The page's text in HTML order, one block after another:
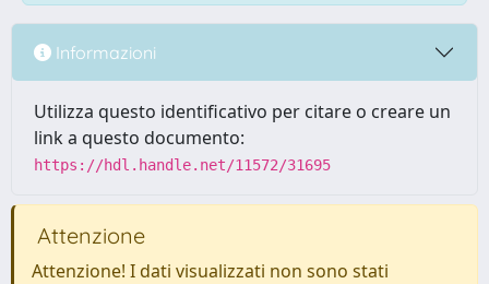
Informazioni
Utilizza questo identificativo per citare o creare un
link a questo documento:
https://hdl.handle.net/11572/31695
Attenzione
Attenzione! I dati visualizzati non sono stati